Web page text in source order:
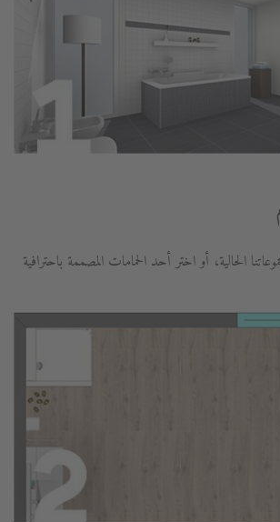
الحالية، أو اختر أحد الحمامات المصممة باحترافية